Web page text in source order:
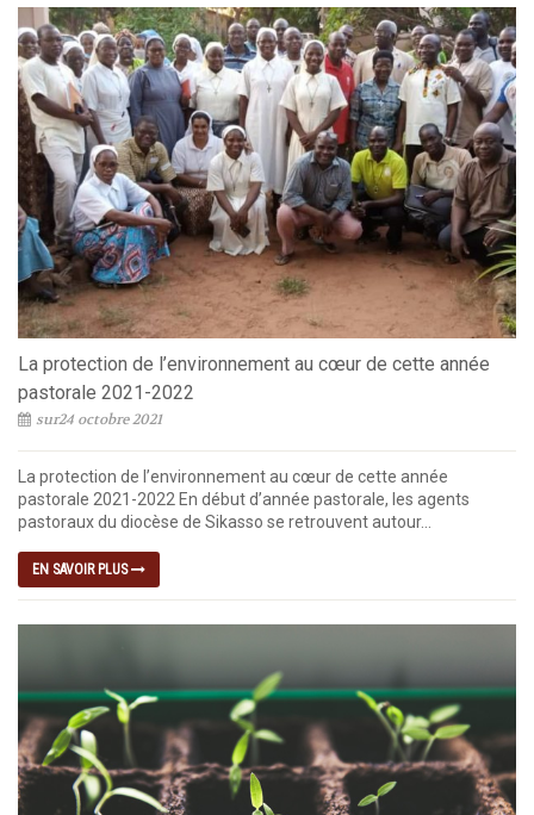
La protection de l’environnement au cœur de cette année
pastorale 2021-2022
sur24 octobre 2021
La protection de l’environnement au cœur de cette année
pastorale 2021-2022 En début d’année pastorale, les agents
pastoraux du diocèse de Sikasso se retrouvent autour...
EN SAVOIR PLUS